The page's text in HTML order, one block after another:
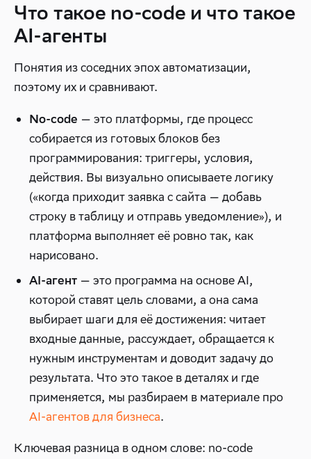
Что такое no-code и что такое
AI-агенты
Понятия из соседних эпох автоматизации,
поэтому их и сравнивают.
No-code — это платформы, где процесс
собирается из готовых блоков без
программирования: триггеры, условия,
действия. Вы визуально описываете логику
(«когда приходит заявка с сайта — добавь
строку в таблицу и отправь уведомление»), и
платформа выполняет её ровно так, как
нарисовано.
AI-агент — это программа на основе AI,
которой ставят цель словами, а она сама
выбирает шаги для её достижения: читает
входные данные, рассуждает, обращается к
нужным инструментам и доводит задачу до
результата. Что это такое в деталях и где
применяется, мы разбираем в материале про
AI-агентов для бизнеса.
Ключевая разница в одном слове: no-code